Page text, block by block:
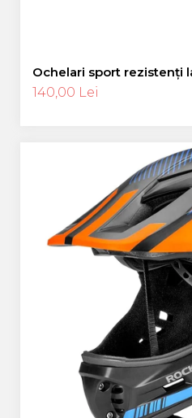
Ochelari sport rezistenți
ochelari polarizați pentru
soare pentru exterior -
140,00 Lei